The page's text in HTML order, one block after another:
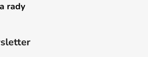
rady